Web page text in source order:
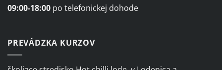
09:00-18:00 po telefonickej dohode
PREVÁDZKA KURZOV